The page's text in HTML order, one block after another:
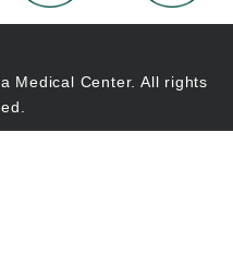
Medical Center. All rights